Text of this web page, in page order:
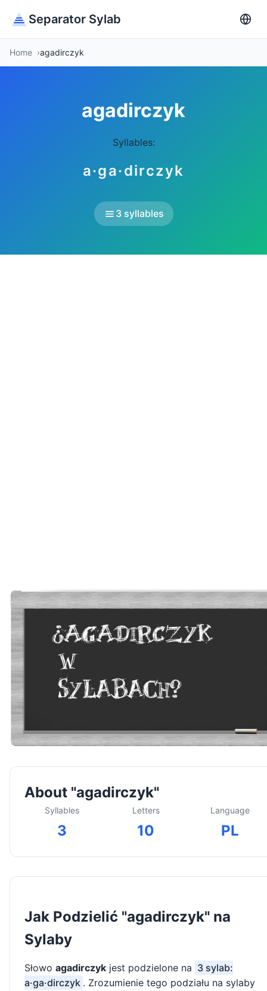
Separator Sylab
Home agadirczyk
agadirczyk
Syllables:
a·ga·dirczyk
3 syllables
About "agadirczyk"
Syllables
3
Letters
10
Language
PL
Jak Podzielić "agadirczyk" na
Sylaby
Słowo agadirczyk jest podzielone na 3 sylab:
a·ga·dirczyk . Zrozumienie tego podziału na sylaby